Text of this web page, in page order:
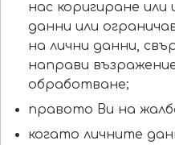
нас коригиране или
данни или
на лични данни,
направи
обработване;
правото Ви на
когато личните